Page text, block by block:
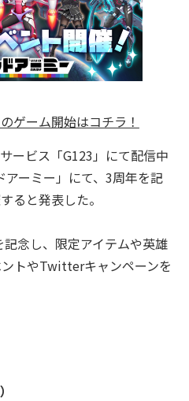
ゲーム開始はコチラ！
ービス「G123」にて配信中
ーミー」にて、3周年を記
ると発表した。
念し、限定アイテムや英雄
トやTwitterキャンペーンを